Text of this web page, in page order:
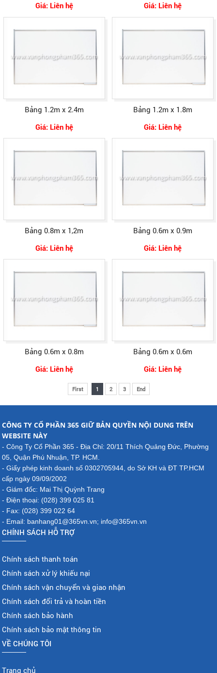
Giá: Liên hệ
Giá: Liên hệ
Bảng 1.2m x 2.4m
Giá: Liên hệ
Bảng 1.2m x 1.8m
Giá: Liên hệ
Bảng 0.8m x 1,2m
Giá: Liên hệ
Bảng 0.6m x 0.9m
Giá: Liên hệ
Bảng 0.6m x 0.8m
Giá: Liên hệ
Bảng 0.6m x 0.6m
Giá: Liên hệ
First 1 2 3 End
CÔNG TY CỔ PHẦN 365 GIỮ BẢN QUYỀN NỘI DUNG TRÊN
WEBSITE NÀY
- Công Ty Cổ Phần 365 - Địa Chỉ: 20/11 Thích Quảng Đức, Phường
05, Quận Phú Nhuận, TP. HCM.
- Giấy phép kinh doanh số 0302705944, do Sở KH và ĐT TP.HCM
cấp ngày 09/09/2002
- Giám đốc: Mai Thị Quỳnh Trang
- Điện thoại: (028) 399 025 81
- Fax: (028) 399 022 64
- Email: banhang01@365vn.vn; info@365vn.vn
CHÍNH SÁCH HỖ TRỢ
Chính sách thanh toán
Chính sách xử lý khiếu nại
Chính sách vận chuyển và giao nhận
Chính sách đổi trả và hoàn tiền
Chính sách bảo hành
Chính sách bảo mật thông tin
VỀ CHÚNG TÔI
Trang chủ